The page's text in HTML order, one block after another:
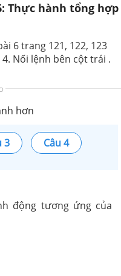
Thực hành tổng hợp
6 trang 121, 122, 123
Nối lệnh bên cột trái .
hơn
3 Câu 4
động tương ứng của